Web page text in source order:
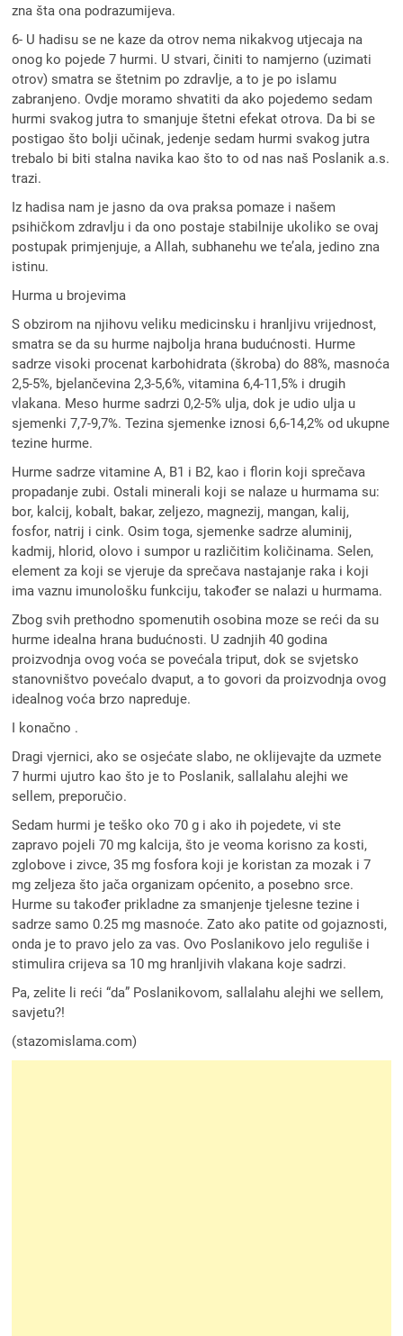
zna šta ona podrazumijeva.
6- U hadisu se ne kaze da otrov nema nikakvog utjecaja na
onog ko pojede 7 hurmi. U stvari, činiti to namjerno (uzimati
otrov) smatra se štetnim po zdravlje, a to je po islamu
zabranjeno. Ovdje moramo shvatiti da ako pojedemo sedam
hurmi svakog jutra to smanjuje štetni efekat otrova. Da bi se
postigao što bolji učinak, jedenje sedam hurmi svakog jutra
trebalo bi biti stalna navika kao što to od nas naš Poslanik a.s.
trazi.
Iz hadisa nam je jasno da ova praksa pomaze i našem
psihičkom zdravlju i da ono postaje stabilnije ukoliko se ovaj
postupak primjenjuje, a Allah, subhanehu we te’ala, jedino zna
istinu.
Hurma u brojevima
S obzirom na njihovu veliku medicinsku i hranljivu vrijednost,
smatra se da su hurme najbolja hrana budućnosti. Hurme
sadrze visoki procenat karbohidrata (škroba) do 88%, masnoća
2,5-5%, bjelančevina 2,3-5,6%, vitamina 6,4-11,5% i drugih
vlakana. Meso hurme sadrzi 0,2-5% ulja, dok je udio ulja u
sjemenki 7,7-9,7%. Tezina sjemenke iznosi 6,6-14,2% od ukupne
tezine hurme.
Hurme sadrze vitamine A, B1 i B2, kao i florin koji sprečava
propadanje zubi. Ostali minerali koji se nalaze u hurmama su:
bor, kalcij, kobalt, bakar, zeljezo, magnezij, mangan, kalij,
fosfor, natrij i cink. Osim toga, sjemenke sadrze aluminij,
kadmij, hlorid, olovo i sumpor u različitim količinama. Selen,
element za koji se vjeruje da sprečava nastajanje raka i koji
ima vaznu imunološku funkciju, također se nalazi u hurmama.
Zbog svih prethodno spomenutih osobina moze se reći da su
hurme idealna hrana budućnosti. U zadnjih 40 godina
proizvodnja ovog voća se povećala triput, dok se svjetsko
stanovništvo povećalo dvaput, a to govori da proizvodnja ovog
idealnog voća brzo napreduje.
I konačno .
Dragi vjernici, ako se osjećate slabo, ne oklijevajte da uzmete
7 hurmi ujutro kao što je to Poslanik, sallalahu alejhi we
sellem, preporučio.
Sedam hurmi je teško oko 70 g i ako ih pojedete, vi ste
zapravo pojeli 70 mg kalcija, što je veoma korisno za kosti,
zglobove i zivce, 35 mg fosfora koji je koristan za mozak i 7
mg zeljeza što jača organizam općenito, a posebno srce.
Hurme su također prikladne za smanjenje tjelesne tezine i
sadrze samo 0.25 mg masnoće. Zato ako patite od gojaznosti,
onda je to pravo jelo za vas. Ovo Poslanikovo jelo reguliše i
stimulira crijeva sa 10 mg hranljivih vlakana koje sadrzi.
Pa, zelite li reći “da” Poslanikovom, sallalahu alejhi we sellem,
savjetu?!
(stazomislama.com)